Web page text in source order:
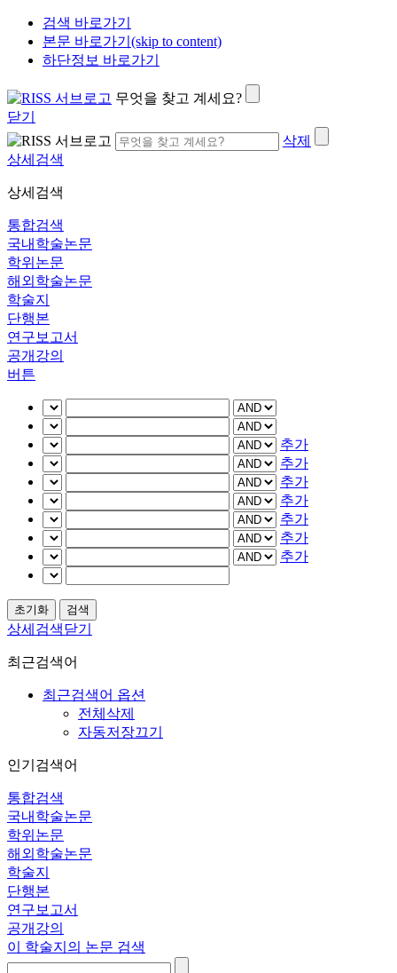
검색 바로가기
본문 바로가기(skip to content)
하단정보 바로가기
무엇을 찾고 계세요?
닫기
삭제
상세검색
상세검색
통합검색
국내학술논문
학위논문
해외학술논문
학술지
단행본
연구보고서
공개강의
버튼
추가
추가
추가
추가
추가
추가
추가
상세검색닫기
최근검색어
최근검색어 옵션
전체삭제
자동저장끄기
인기검색어
통합검색
국내학술논문
학위논문
해외학술논문
학술지
단행본
연구보고서
공개강의
이 학술지의 논문 검색